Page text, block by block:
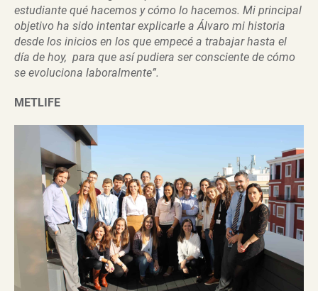
estudiante qué hacemos y cómo lo hacemos. Mi principal
objetivo ha sido intentar explicarle a Álvaro mi historia
desde los inicios en los que empecé a trabajar hasta el
día de hoy, para que así pudiera ser consciente de cómo
se evoluciona laboralmente”.
METLIFE